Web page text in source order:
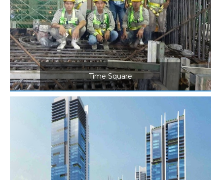
Time Square
Mẻ đổ dầm chuyển cho công trình
Time Square.
Dự án Soliel Ánh Dương
Block 54 Tầng - Dự án Soliel Ánh
Bê Tông Đăng Hải nổ lực hết mình